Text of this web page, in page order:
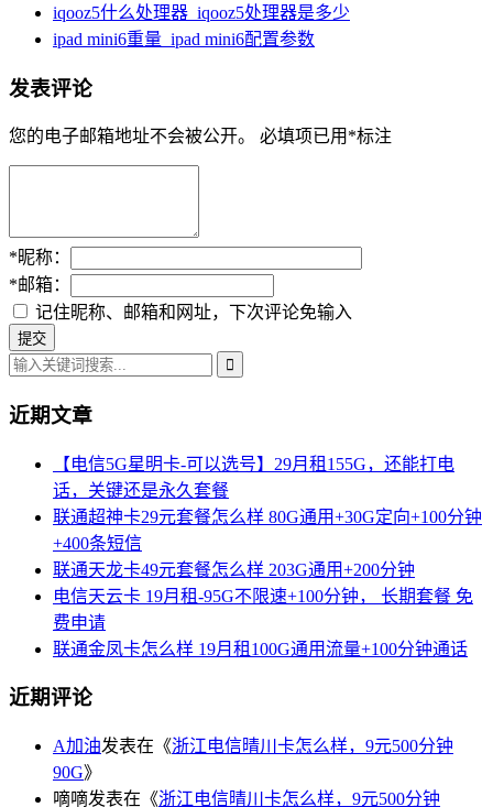
iqooz5什么处理器_iqooz5处理器是多少
ipad mini6重量_ipad mini6配置参数
发表评论
您的电子邮箱地址不会被公开。 必填项已用 *标注
*昵称：
*邮箱：
记住昵称、邮箱和网址，下次评论免输入
近期文章
【电信5G星明卡-可以选号】29月租155G，还能打电
话，关键还是永久套餐
联通超神卡29元套餐怎么样 80G通用+30G定向+100分钟
+400条短信
联通天龙卡49元套餐怎么样 203G通用+200分钟
电信天云卡 19月租-95G不限速+100分钟， 长期套餐 免
费申请
联通金凤卡怎么样 19月租100G通用流量+100分钟通话
近期评论
A加油发表在《浙江电信晴川卡怎么样，9元500分钟
90G》
嘀嘀发表在《浙江电信晴川卡怎么样，9元500分钟